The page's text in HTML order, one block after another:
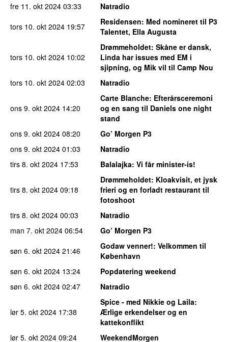
fre 11. okt 2024 03:33
Natradio
tors 10. okt 2024 19:57 Residensen: Med nomineret til P3
Talentet, Ella Augusta
tors 10. okt 2024 10:02
Drømmeholdet: Skåne er dansk,
Linda har issues med EM i
sjipning, og Mik vil til Camp Nou
tors 10. okt 2024 02:03 Natradio
ons 9. okt 2024 14:20
Carte Blanche: Efterårsceremoni
og en sang til Daniels one night
stand
ons 9. okt 2024 08:20
Go’ Morgen P3
ons 9. okt 2024 01:03
Natradio
tirs 8. okt 2024 17:53 Balalajka: Vi får minister-is!
tirs 8. okt 2024 09:18
Drømmeholdet: Kloakvisit, et jysk
frieri og en forladt restaurant til
fotoshoot
tirs 8. okt 2024 00:03
Natradio
man 7. okt 2024 06:54
Go’ Morgen P3
søn 6. okt 2024 21:46 Godaw venner!: Velkommen til
København
søn 6. okt 2024 13:24
Popdatering weekend
søn 6. okt 2024 02:47 Natradio
lør 5. okt 2024 17:38
Spice - med Nikkie og Laila:
Ærlige erkendelser og en
kattekonflikt
lør 5. okt 2024 09:24
WeekendMorgen